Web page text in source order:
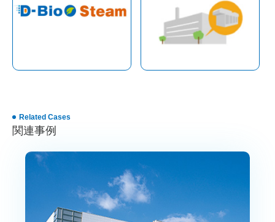
Related Cases
関連事例